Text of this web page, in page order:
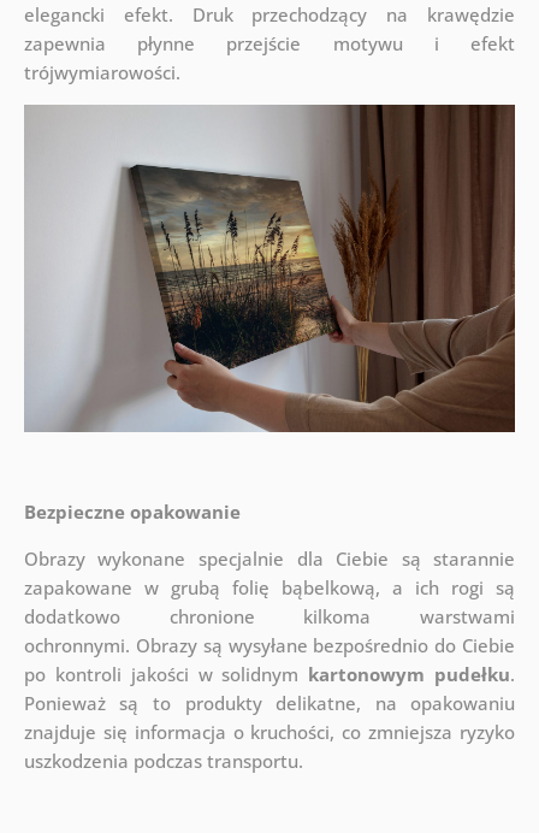
elegancki efekt. Druk przechodzący na krawędzie
zapewnia płynne przejście motywu i efekt
trójwymiarowości.
Bezpieczne opakowanie
Obrazy wykonane specjalnie dla Ciebie są starannie
zapakowane w grubą folię bąbelkową, a ich rogi są
dodatkowo chronione kilkoma warstwami
ochronnymi. Obrazy są wysyłane bezpośrednio do Ciebie
po kontroli jakości w solidnym kartonowym pudełku.
Ponieważ są to produkty delikatne, na opakowaniu
znajduje się informacja o kruchości, co zmniejsza ryzyko
uszkodzenia podczas transportu.